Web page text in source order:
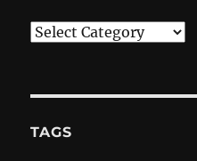
Categories
TAGS